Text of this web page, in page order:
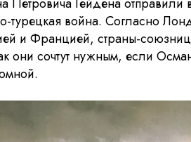
турецкая война. Согласно
и Францией, страны-
они сочтут нужным, если